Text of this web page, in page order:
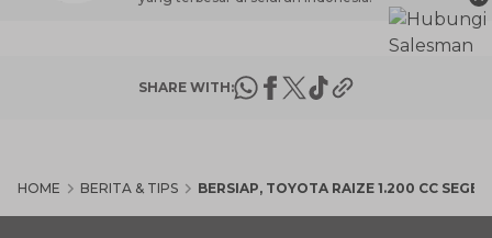
SHARE WITH:
HOME BERITA & TIPS BERSIAP, TOYOTA RAIZE 1.200 CC